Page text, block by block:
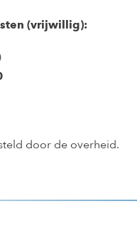
(vrijwillig):
door de overheid.